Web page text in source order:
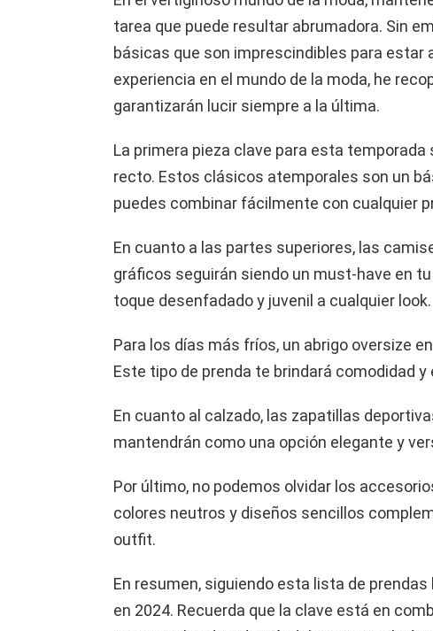
tarea que puede resultar abrumadora. Sin
básicas que son imprescindibles para estar
experiencia en el mundo de la moda, he
garantizarán lucir siempre a la última.
La primera pieza clave para esta
recto. Estos clásicos atemporales son un
puedes combinar fácilmente con cualquier
En cuanto a las partes superiores, las
gráficos seguirán siendo un must-have en
toque desenfadado y juvenil a cualquier look.
Para los días más fríos, un abrigo oversize
Este tipo de prenda te brindará comodidad
En cuanto al calzado, las zapatillas
mantendrán como una opción elegante y
Por último, no podemos olvidar los
colores neutros y diseños sencillos
outfit.
En resumen, siguiendo esta lista de
en 2024. Recuerda que la clave está en